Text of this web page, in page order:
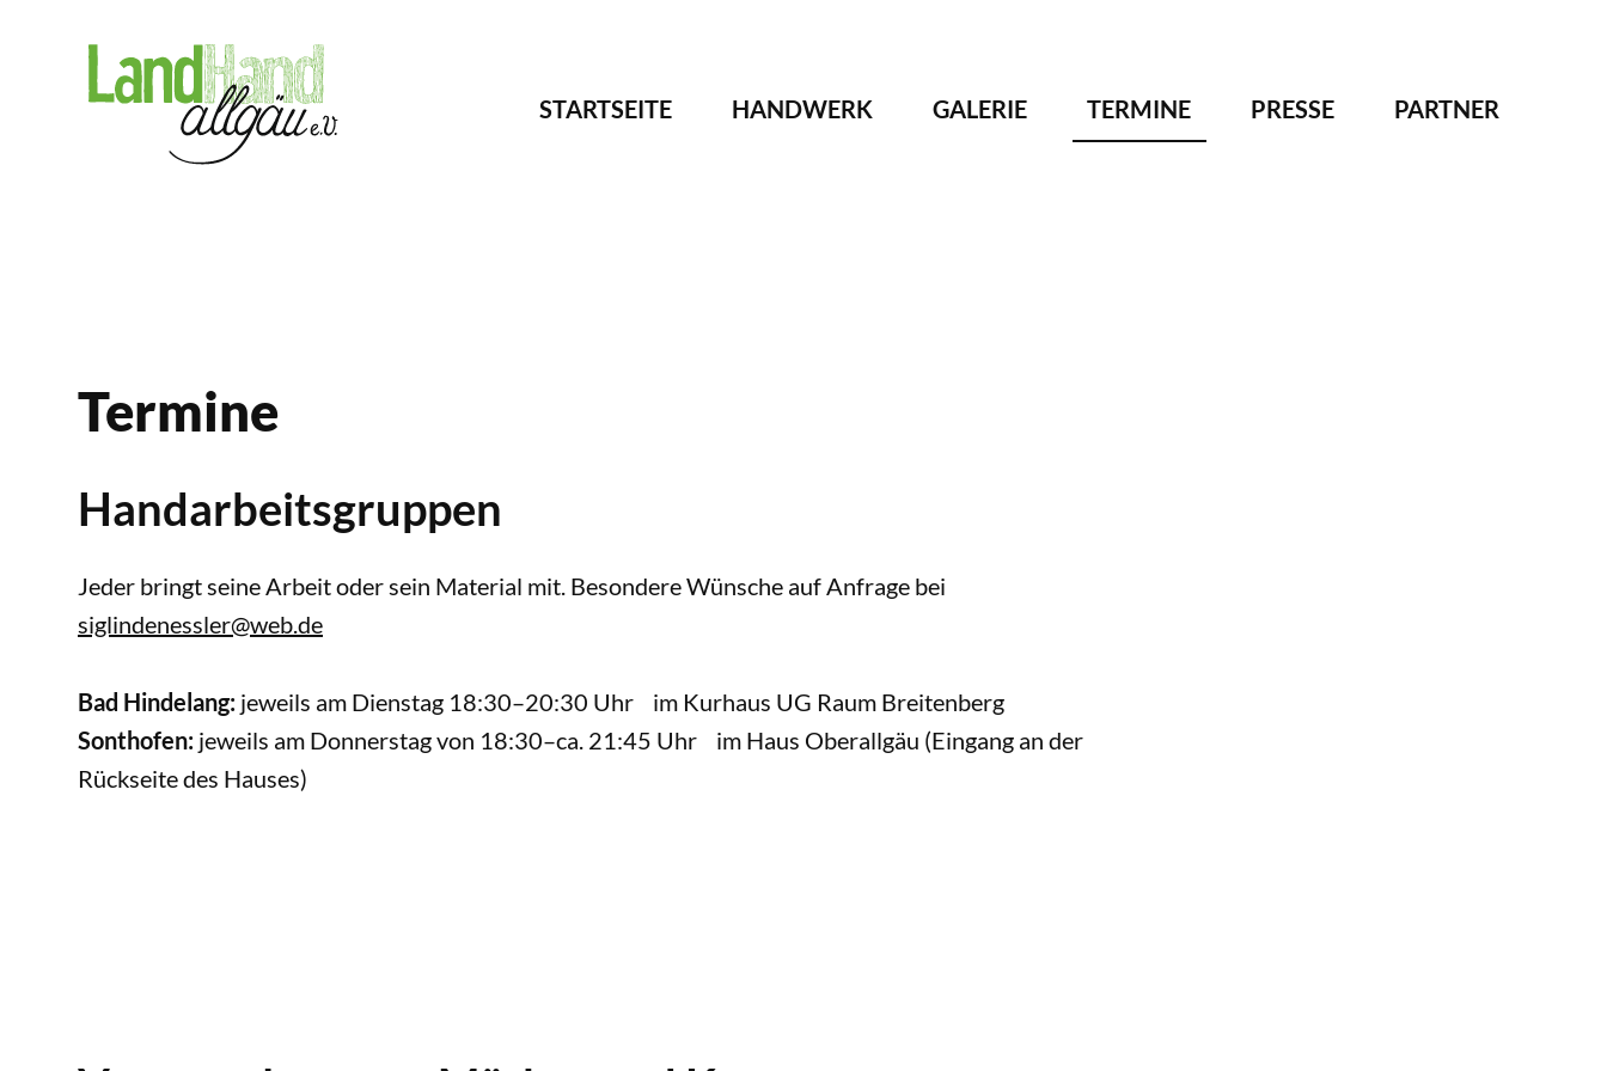
NAVIGATION
STARTSEITE HANDWERK GALERIE TERMINE PRESSE PARTNER
Termine
Handarbeitsgruppen
Jeder bringt seine Arbeit oder sein Material mit. Besondere Wünsche auf Anfrage bei
siglindenessler@web.de
Bad Hindelang: jeweils am Dienstag 18:30–20:30 Uhr im Kurhaus UG Raum Breitenberg
Sonthofen: jeweils am Donnerstag von 18:30–ca. 21:45 Uhr im Haus Oberallgäu (Eingang an der
Rückseite des Hauses)